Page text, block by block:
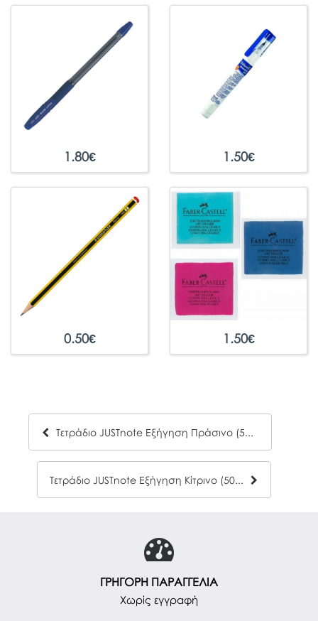
1.80€ 1.50€
0.50€ 1.50€
Τετράδιο JUSTnote Εξήγηση Πράσινο (50Φ)
Τετράδιο JUSTnote Εξήγηση Κίτρινο (50Φ)
ΓΡΗΓΟΡΗ ΠΑΡΑΓΓΕΛΙΑ
Χωρίς εγγραφή